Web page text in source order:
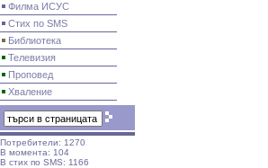
Филма ИСУС
Стих по SMS
Библиотека
Телевизия
Проповед
Хваление
Потребители: 1270
В момента: 104
В стих по SMS: 1166